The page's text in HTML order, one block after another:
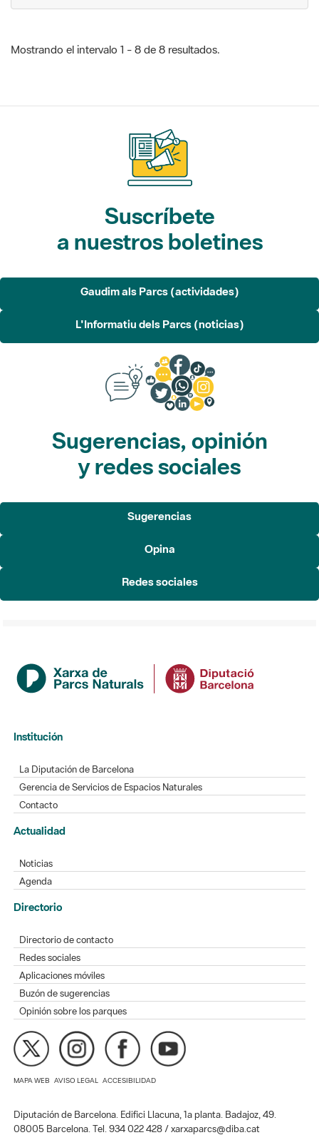
Mostrando el intervalo 1 - 8 de 8 resultados.
Suscríbete
a nuestros boletines
Gaudim als Parcs (actividades)
L'Informatiu dels Parcs (noticias)
Sugerencias, opinión
y redes sociales
Sugerencias
Opina
Redes sociales
Institución
La Diputación de Barcelona
Gerencia de Servicios de Espacios Naturales
Contacto
Actualidad
Noticias
Agenda
Directorio
Directorio de contacto
Redes sociales
Aplicaciones móviles
Buzón de sugerencias
Opinión sobre los parques
MAPA WEB AVISO LEGAL ACCESIBILIDAD
Diputación de Barcelona. Edifici Llacuna, 1a planta. Badajoz, 49.
08005 Barcelona. Tel. 934 022 428 / xarxaparcs@diba.cat